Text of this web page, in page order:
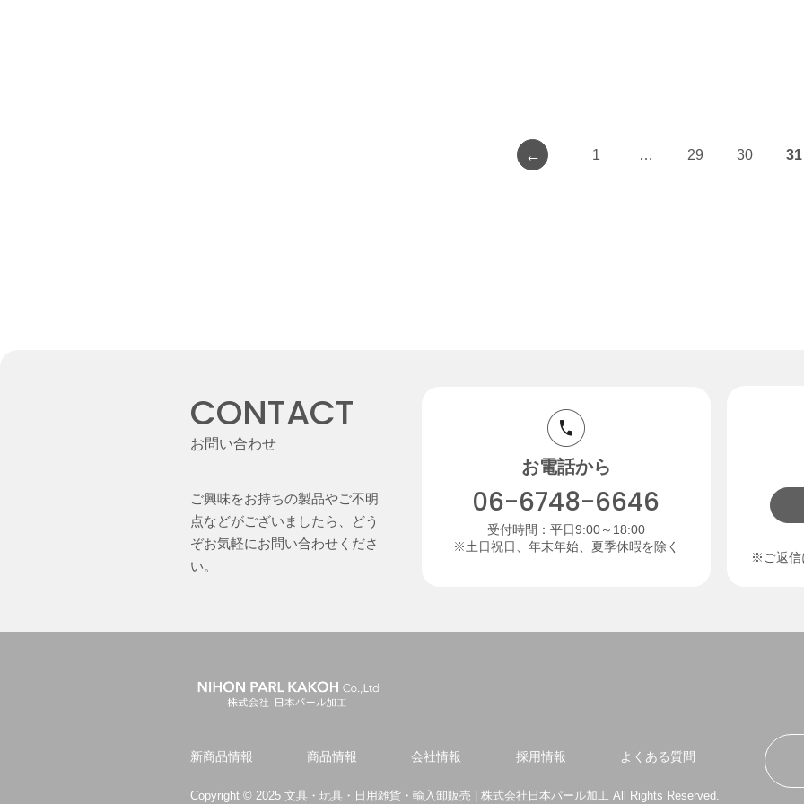
← 1 … 29 30 31
CONTACT
お問い合わせ
ご興味をお持ちの製品やご不明
点などがございましたら、どう
ぞお気軽にお問い合わせくださ
い。
お電話から
06-6748-6646
受付時間：平日9:00～18:00
※土日祝日、年末年始、夏季休暇を除く
※ご返信
新商品情報 商品情報 会社情報 採用情報 よくある質問
Copyright © 2025 文具・玩具・日用雑貨・輸入卸販売 | 株式会社日本パール加工 All Rights Reserved.